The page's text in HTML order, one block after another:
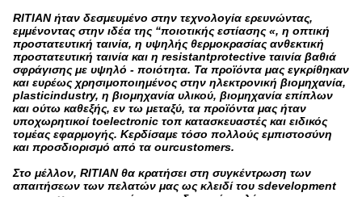
RITIAN ήταν δεσμευμένο στην τεχνολογία ερευνώντας,
εμμένοντας στην ιδέα της “ποιοτικής εστίασης «, η οπτική
προστατευτική ταινία, η υψηλής θερμοκρασίας ανθεκτική
προστατευτική ταινία και η resistantprotective ταινία βαθιά
σφράγισης με υψηλό - ποιότητα. Τα προϊόντα μας εγκρίθηκαν
και ευρέως χρησιμοποιημένος στην ηλεκτρονική βιομηχανία,
plasticindustry, η βιομηχανία υλικού, βιομηχανία επίπλων
και ούτω καθεξής, εν τω μεταξύ, τα προϊόντα μας ήταν
υποχωρητικοί toelectronic τοπ κατασκευαστές και ειδικός
τομέας εφαρμογής. Κερδίσαμε τόσο πολλούς εμπιστοσύνη
και προσδιορισμό από τα ourcustomers.
Στο μέλλον, RITIAN θα κρατήσει στη συγκέντρωση των
απαιτήσεων των πελατών μας ως κλειδί του sdevelopment